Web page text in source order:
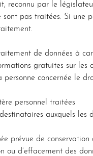
reconnu par le
pas traitées. Si une
de données à
gratuites sur les
concernée le
personnel traitées
auxquels
prévue de
ou d’effacement des